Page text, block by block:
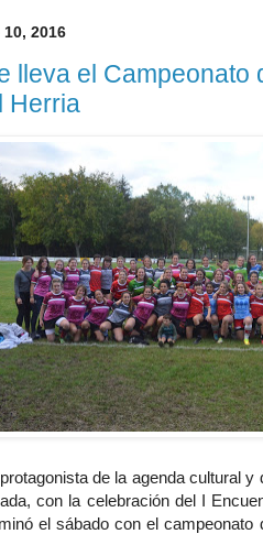
2016
lleva el Campeonato
Herria
de la agenda cultural
con la celebración del I
el sábado con el